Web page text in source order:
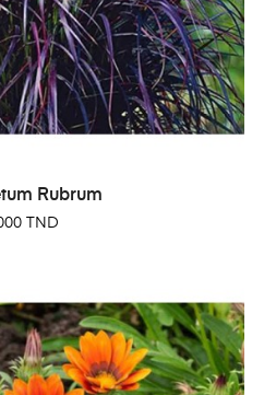
Rubrum
TND